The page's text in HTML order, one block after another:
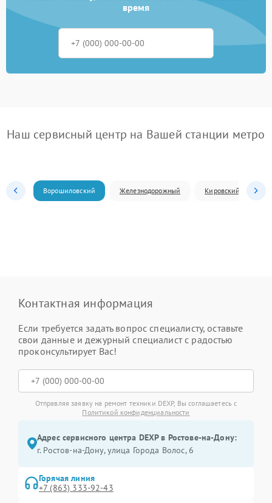
время
Наш сервисный центр на Вашей станции метро
Ворошиловский Железнодорожный Кировский
Контактная информация
Если требуется задать вопрос специалисту, оставьте
свои данные и дежурный специалист с радостью
проконсультирует Вас!
Отправляя заявку на ремонт техники DEXP, Вы соглашаетесь с
Политикой конфиденциальности
Адрес сервисного центра DEXP в Ростове-на-Дону:
г. Ростов-на-Дону, улица Города Волос, 6
Горячая линия
+7 (863) 333-92-43